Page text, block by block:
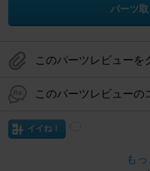
パーツ
このパーツレビューを
このパーツレビューの
イイね！
も